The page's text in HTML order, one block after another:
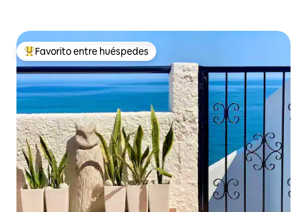
De los mejores en Favorito entre huéspedes
Favorito entre huéspedes